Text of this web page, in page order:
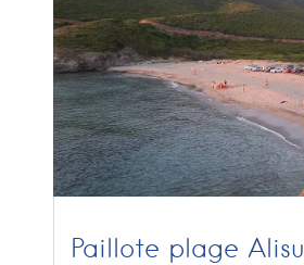
Paillote plage Alisu